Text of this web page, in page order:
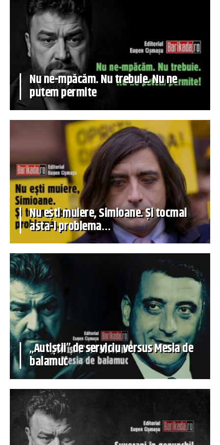
Nu ne-mpăcăm. Nu trebuie. Nu ne
putem permite
Nu ești muiere, Simioane. Și tocmai
asta-i problema…
„Autiștii” de serviciu versus Mesia de
balamuc